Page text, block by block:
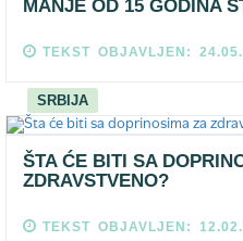
MANJE OD 15 GODINA
TEKST OBJAVLJEN:
SRBIJA
ŠTA ĆE BITI SA
ZDRAVSTVENO?
TEKST OBJAVLJEN: